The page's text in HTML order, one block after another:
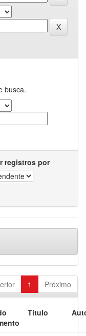
busca.
registros por
1 Próximo
Título